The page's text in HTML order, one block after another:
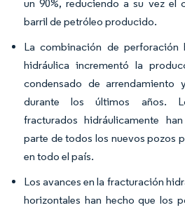
un 90%, reduciendo a su vez el
barril de petróleo producido.
La combinación de perforación
hidráulica incrementó la
condensado de
durante los últimos años.
fracturados hidráulicamente
parte de todos los nuevos pozos
en todo el país.
Los avances en la fracturación
horizontales han hecho que los